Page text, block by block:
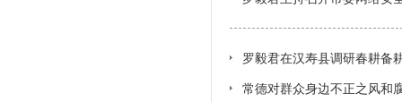
罗毅君在汉寿县调研春耕备
常德对群众身边不正之风和